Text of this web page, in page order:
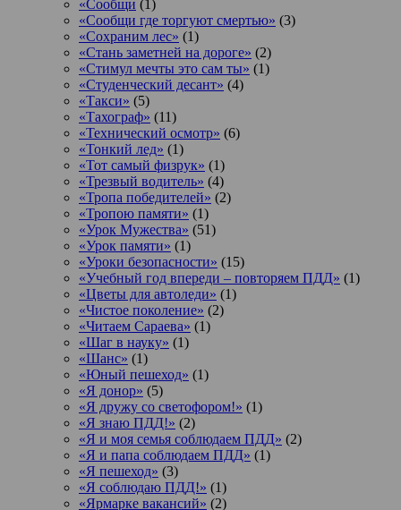
«Сообщи (1)
«Сообщи где торгуют смертью» (3)
«Сохраним лес» (1)
«Стань заметней на дороге» (2)
«Стимул мечты это сам ты» (1)
«Студенческий десант» (4)
«Такси» (5)
«Тахограф» (11)
«Технический осмотр» (6)
«Тонкий лед» (1)
«Тот самый физрук» (1)
«Трезвый водитель» (4)
«Тропа победителей» (2)
«Тропою памяти» (1)
«Урок Мужества» (51)
«Урок памяти» (1)
«Уроки безопасности» (15)
«Учебный год впереди – повторяем ПДД» (1)
«Цветы для автоледи» (1)
«Чистое поколение» (2)
«Читаем Сараева» (1)
«Шаг в науку» (1)
«Шанс» (1)
«Юный пешеход» (1)
«Я донор» (5)
«Я дружу со светофором!» (1)
«Я знаю ПДД!» (2)
«Я и моя семья соблюдаем ПДД» (2)
«Я и папа соблюдаем ПДД» (1)
«Я пешеход» (3)
«Я соблюдаю ПДД!» (1)
«Ярмарке вакансий» (2)